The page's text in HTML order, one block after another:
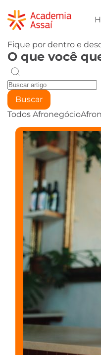
Fique por dentro e
O que você
Buscar
Todos Afronegócio